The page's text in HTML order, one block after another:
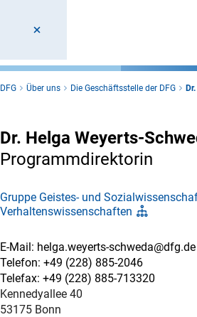
DFG Über uns Die Geschäftsstelle der DFG
Dr. Helga Weyerts-
Programmdirektorin
Gruppe Geistes- und
Verhaltenswissenschaften
E-Mail: helga.weyerts-schweda@dfg.de
Telefon: +49 (228) 885-2046
Telefax: +49 (228) 885-713320
Kennedyallee 40
53175 Bonn